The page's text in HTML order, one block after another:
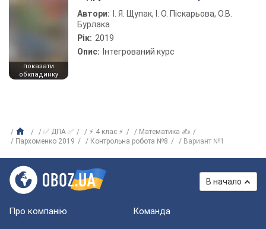
показати
обкладинку
Автори:
І. Я. Щупак, І. О. Піскарьова, О.В.
Бурлака
Рік: 2019
Опис: Інтегрований курс
✅ ДПА ✅ ⚡ 4 клас ⚡
Математика ✍
Пархоменко 2019
Контрольна робота №8 Вариант №1
В начало
Про компанію Команда